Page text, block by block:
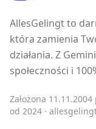
AllesGelingt to
która zamienia
działania. Z
społeczności i
Założona
od 2024 ·